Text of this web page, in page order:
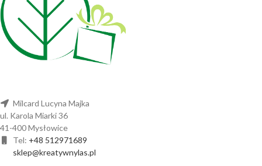
Milcard Lucyna Majka
ul. Karola Miarki 36
41-400 Mysłowice
Tel: +48 512971689
sklep@kreatywnylas.pl